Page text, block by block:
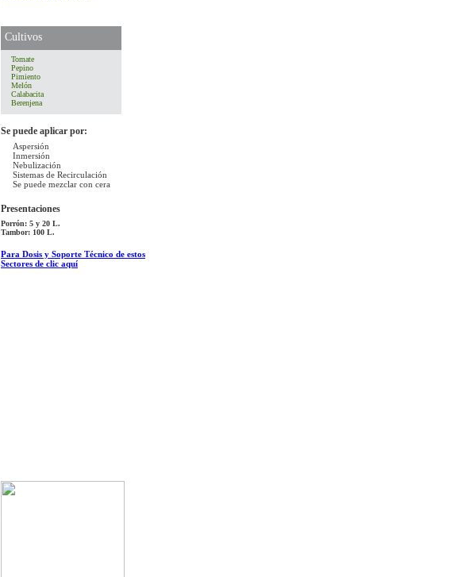
Cultivos
Tomate
Pepino
Pimiento
Melón
Calabacita
Berenjena
Se puede aplicar por:
Aspersión
Inmersión
Nebulización
Sistemas de Recirculación
Se puede mezclar con cera
Presentaciones
Porrón: 5 y 20 L.
Tambor: 100 L.
Para Dosis y Soporte Técnico de estos
Sectores de clic aquí